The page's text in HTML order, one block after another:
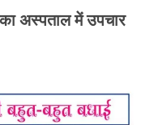
अस्पताल में उपचार